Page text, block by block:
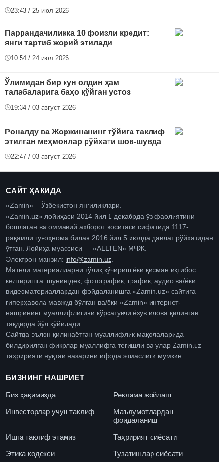
23:43 / 25 июл 2026
Паррандачиликка 10 фоизли кредит:
янги тартиб жорий этилади
10:54 / 24 июл 2026
Ўлимидан бир кун олдин ҳам
талабаларига баҳо қўйган устоз
19:34 / 03 август 2026
Роналду ва Жоржинанинг тўйига таклиф
этилган меҳмонлар рўйхати шов-шувда
22:47 / 03 август 2026
САЙТ ҲАҚИДА
«Zamin» – Ўзбекистон янгиликлари.
«Zamin.uz» лойиҳаси 2014 йил 1 декабрда ўз фаолиятини
бошлаган ва оммавий ахборот воситаси сифатида 1117-
рақамли гувоҳнома билан 2016 йил 5 июлда давлат рўйхатидан
ўтган. Лойиҳа муассиси — «ALLTEN» МЧЖ.
Электрон манзил: info@zamin.uz
Матнли материалларни тўлиқ кўчириш ёки қисман иқтибос
келтиришга, шунингдек, фотографик, график, аудио ва/ёки
видеоматериаллардан фойдаланишга «Zamin.uz» сайтига
гиперҳавола мавжуд бўлган ва/ёки «Zamin» интернет-
нашрининг муаллифлигини кўрсатувчи ёзув илова қилинган
тақдирда йўл қўйилади.
Сайтда эълон қилинаётган муаллифлик мақолаларида
билдирилган фикрлар муаллифга тегишли ва улар Zamin.uz
таҳририяти нуқтаи назарини ифода этмаслиги мумкин.
БИЗНИНГ НАШРИЁТ
Биз ҳақимизда
Реклама жойлаш
Инвесторлар учун таклиф
Маълумотлардан
фойдаланиш
Ишга таклиф этамиз
Таҳририят сиёсати
Этика кодекси
Тузатишлар сиёсати